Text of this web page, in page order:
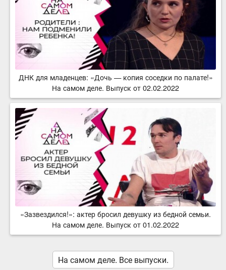
ДНК для младенцев: «Дочь — копия соседки по палате!»
На самом деле. Выпуск от 02.02.2022
«Зазвездился!»: актер бросил девушку из бедной семьи.
На самом деле. Выпуск от 01.02.2022
На самом деле. Все выпуски.